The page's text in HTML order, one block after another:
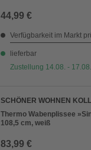
44,99 €
Verfügbarkeit im Markt
lieferbar
Zustellung 14.08. - 17.08.
SCHÖNER WOHNEN
Thermo Wabenplissee
108,5 cm, weiß
83,99 €